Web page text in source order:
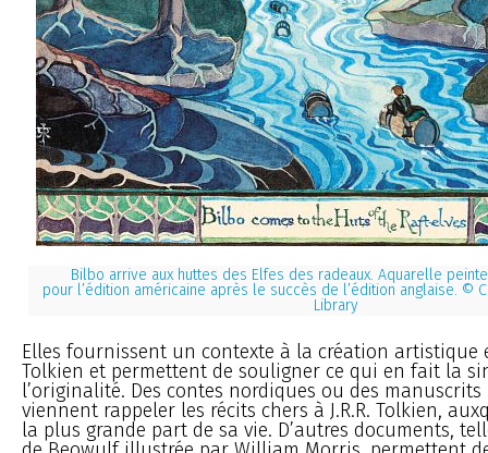
Bilbo arrive aux huttes des Elfes des radeaux. Aquarelle peinte
pour l’édition américaine après le succès de l’édition anglaise. ©
Library
Elles fournissent un contexte à la création artistique
Tolkien et permettent de souligner ce qui en fait la
l’originalité. Des contes nordiques ou des manuscrits
viennent rappeler les récits chers à J.R.R. Tolkien,
la plus grande part de sa vie. D’autres documents,